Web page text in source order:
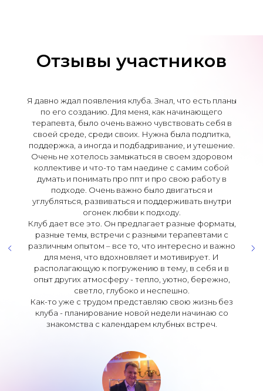
Отзывы участников
Я давно ждал появления клуба. Знал, что есть планы
по его созданию. Для меня, как начинающего
терапевта, было очень важно чувствовать себя в
своей среде, среди своих. Нужна была подпитка,
поддержка, а иногда и подбадривание, и утешение.
Очень не хотелось замыкаться в своем здоровом
коллективе и что-то там наедине с самим собой
думать и понимать про ппт и про свою работу в
подходе. Очень важно было двигаться и
углубляться, развиваться и поддерживать внутри
огонек любви к подходу.
Клуб дает все это. Он предлагает разные форматы,
разные темы, встречи с разными терапевтами с
различным опытом – все то, что интересно и важно
для меня, что вдохновляет и мотивирует. И
располагающую к погружению в тему, в себя и в
опыт других атмосферу - тепло, уютно, бережно,
светло, глубоко и неспешно.
Как-то уже с трудом представляю свою жизнь без
клуба - планирование новой недели начинаю со
знакомства с календарем клубных встреч.